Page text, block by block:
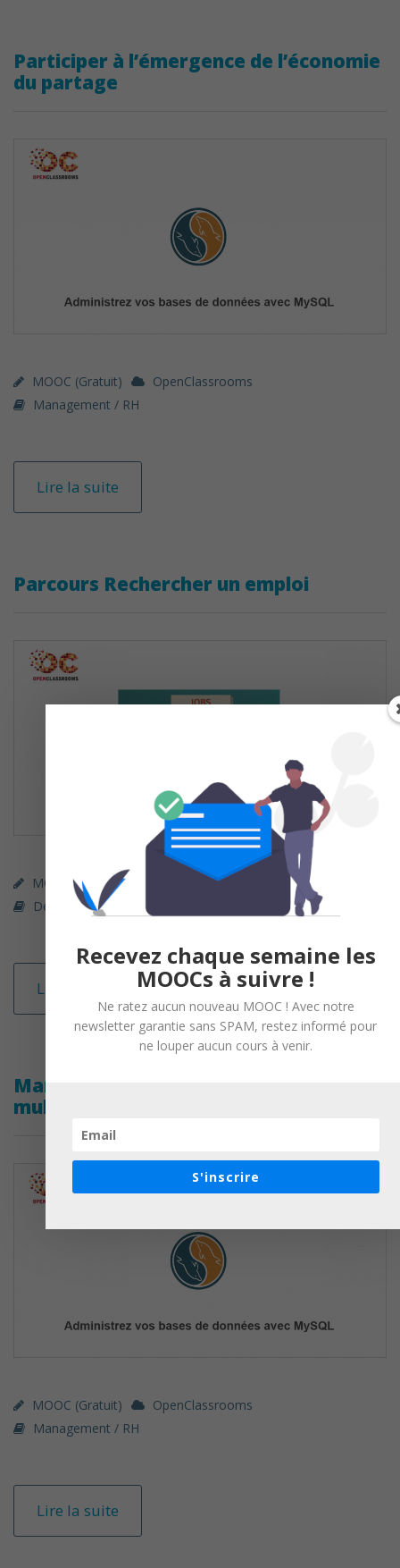
Participer à l’émergence de l’économie
du partage
MOOC (gratuit)
OpenClassrooms
Management / RH
Lire la suite
Parcours Rechercher un emploi
MOOC (gratuit)
OpenClassrooms
Développement Personnel
Management / RH
Lire la suite
Managez et pilotez un projet
multimedia
MOOC (gratuit)
OpenClassrooms
Management / RH
Lire la suite
Recevez chaque semaine les
MOOCs à suivre !
Ne ratez aucun nouveau MOOC ! Avec notre
newsletter garantie sans SPAM, restez informé pour
ne louper aucun cours à venir.
S'inscrire